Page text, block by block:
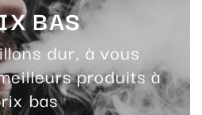
BAS
dur, à vous
produits à
bas